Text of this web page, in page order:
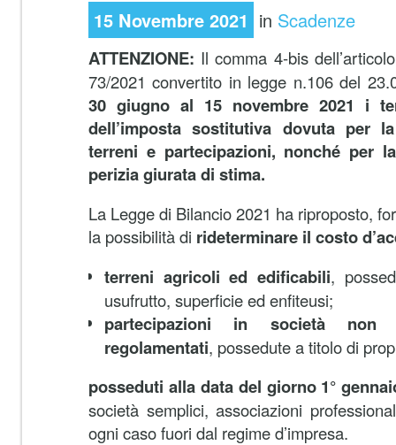
15 Novembre 2021 in Scadenze
ATTENZIONE: Il comma 4-bis
73/2021 convertito in legge n.106 del
30 giugno al 15 novembre 2021 i
dell’imposta sostitutiva dovuta per
terreni e partecipazioni, nonché per
perizia giurata di stima.
La Legge di Bilancio 2021 ha riproposto,
la possibilità di rideterminare il costo
terreni agricoli ed edificabili,
usufrutto, superficie ed enfiteusi;
partecipazioni in società
regolamentati, possedute a titolo di
posseduti alla data del giorno 1°
società semplici, associazioni
ogni caso fuori dal regime d’impresa.